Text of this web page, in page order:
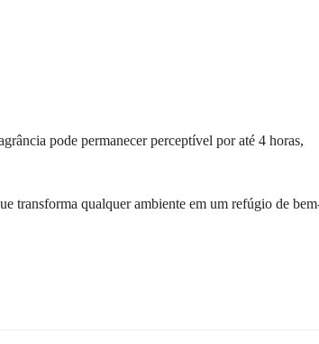
pode permanecer perceptível por até 4 horas,
transforma qualquer ambiente em um refúgio de